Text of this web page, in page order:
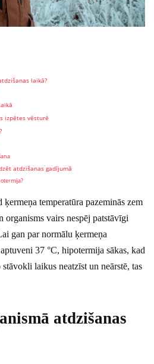
laikā?
izpētes vēsturē
atdzišanas gadījumā
temperatūra pazeminās zem
vairs nespēj patstāvīgi
gan par normālu ķermeņa
37 °C, hipotermija sākas, kad
laikus neatzīst un neārstē, tas
atdzišanas